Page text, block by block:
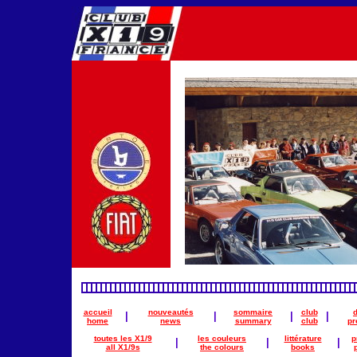
accueil
home
nouveautés
news
sommaire
summary
club
club
toutes les X1/9
all X1/9s
les couleurs
the colours
littérature
books